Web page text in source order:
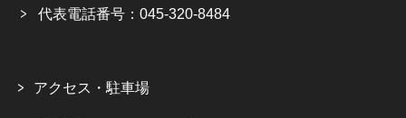
代表電話番号：045-320-8484
アクセス・駐車場